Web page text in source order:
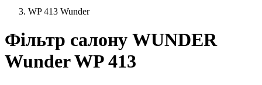
WP 413 Wunder
Фільтр салону WUNDER
Wunder WP 413